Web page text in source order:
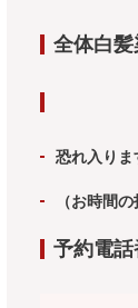
全体白
￥
恐れ入りま
（お時間
予約電